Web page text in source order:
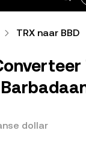
TRX naar BBD
dollar